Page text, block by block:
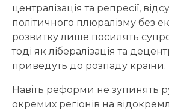
централізація та репресії,
політичного плюралізму без
розвитку лише посилять
тоді як лібералізація та
приведуть до розпаду країни.
Навіть реформи не зупинять
окремих регіонів на